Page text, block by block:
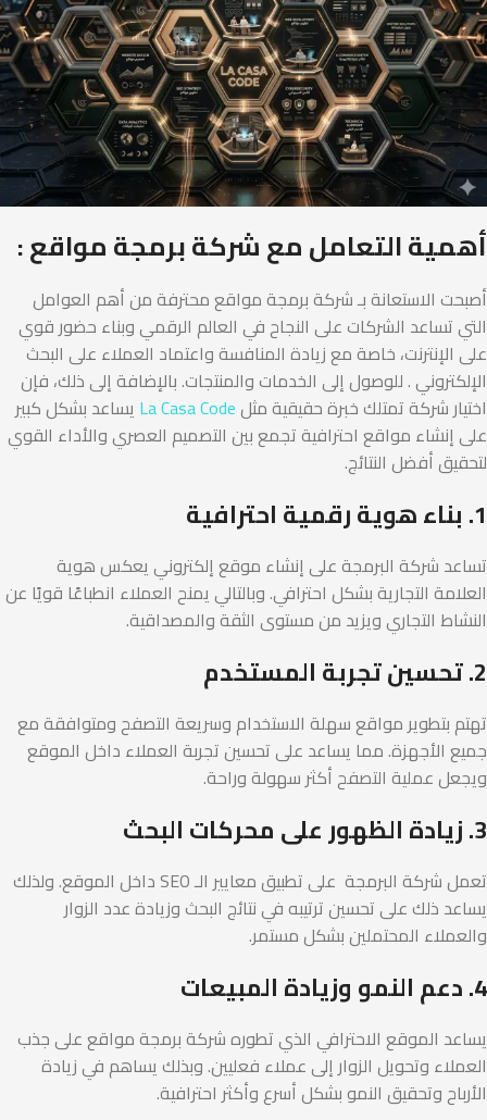
أهمية التعامل مع شركة برمجة مواقع :
أصبحت الاستعانة بـ شركة برمجة مواقع محترفة من أهم العوامل
التي تساعد الشركات على النجاح في العالم الرقمي وبناء حضور قوي
على الإنترنت، خاصة مع زيادة المنافسة واعتماد العملاء على البحث
الإلكتروني . للوصول إلى الخدمات والمنتجات. بالإضافة إلى ذلك، فإن
اختيار شركة تمتلك خبرة حقيقية مثلLa Casa Code يساعد بشكل كبير
على إنشاء مواقع احترافية تجمع بين التصميم العصري والأداء القوي
لتحقيق أفضل النتائج.
1. بناء هوية رقمية احترافية
تساعد شركة البرمجة على إنشاء موقع إلكتروني يعكس هوية
العلامة التجارية بشكل احترافي. وبالتالي يمنح العملاء انطباعًا قويًا عن
النشاط التجاري ويزيد من مستوى الثقة والمصداقية.
2. تحسين تجربة المستخدم
تهتم بتطوير مواقع سهلة الاستخدام وسريعة التصفح ومتوافقة مع
جميع الأجهزة. مما يساعد على تحسين تجربة العملاء داخل الموقع
ويجعل عملية التصفح أكثر سهولة وراحة.
3. زيادة الظهور على محركات البحث
تعمل شركة البرمجة على تطبيق معايير الـ SEO داخل الموقع. ولذلك
يساعد ذلك على تحسين ترتيبه في نتائج البحث وزيادة عدد الزوار
والعملاء المحتملين بشكل مستمر.
4. دعم النمو وزيادة المبيعات
يساعد الموقع الاحترافي الذي تطوره شركة برمجة مواقع على جذب
العملاء وتحويل الزوار إلى عملاء فعليين. وبذلك يساهم في زيادة
الأرباح وتحقيق النمو بشكل أسرع وأكثر احترافية.